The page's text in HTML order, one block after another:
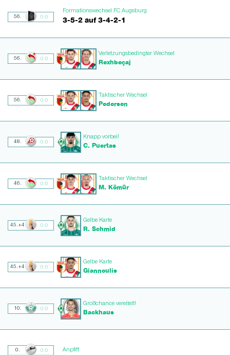
56. 0:0
Formationswechsel FC Augsburg
3-5-2 auf 3-4-2-1
56. 0:0
Verletzungsbedingter Wechsel
Rexhbeçaj
56. 0:0
Taktischer Wechsel
Pedersen
48. 0:0
Knapp vorbei!
C. Puertas
46. 0:0
Taktischer Wechsel
M. Kömür
45.+4 0:0
Gelbe Karte
R. Schmid
45.+4 0:0
Gelbe Karte
Giannoulis
10. 0:0
Großchance vereitelt!
Backhaus
0. 0:0 Anpfiff